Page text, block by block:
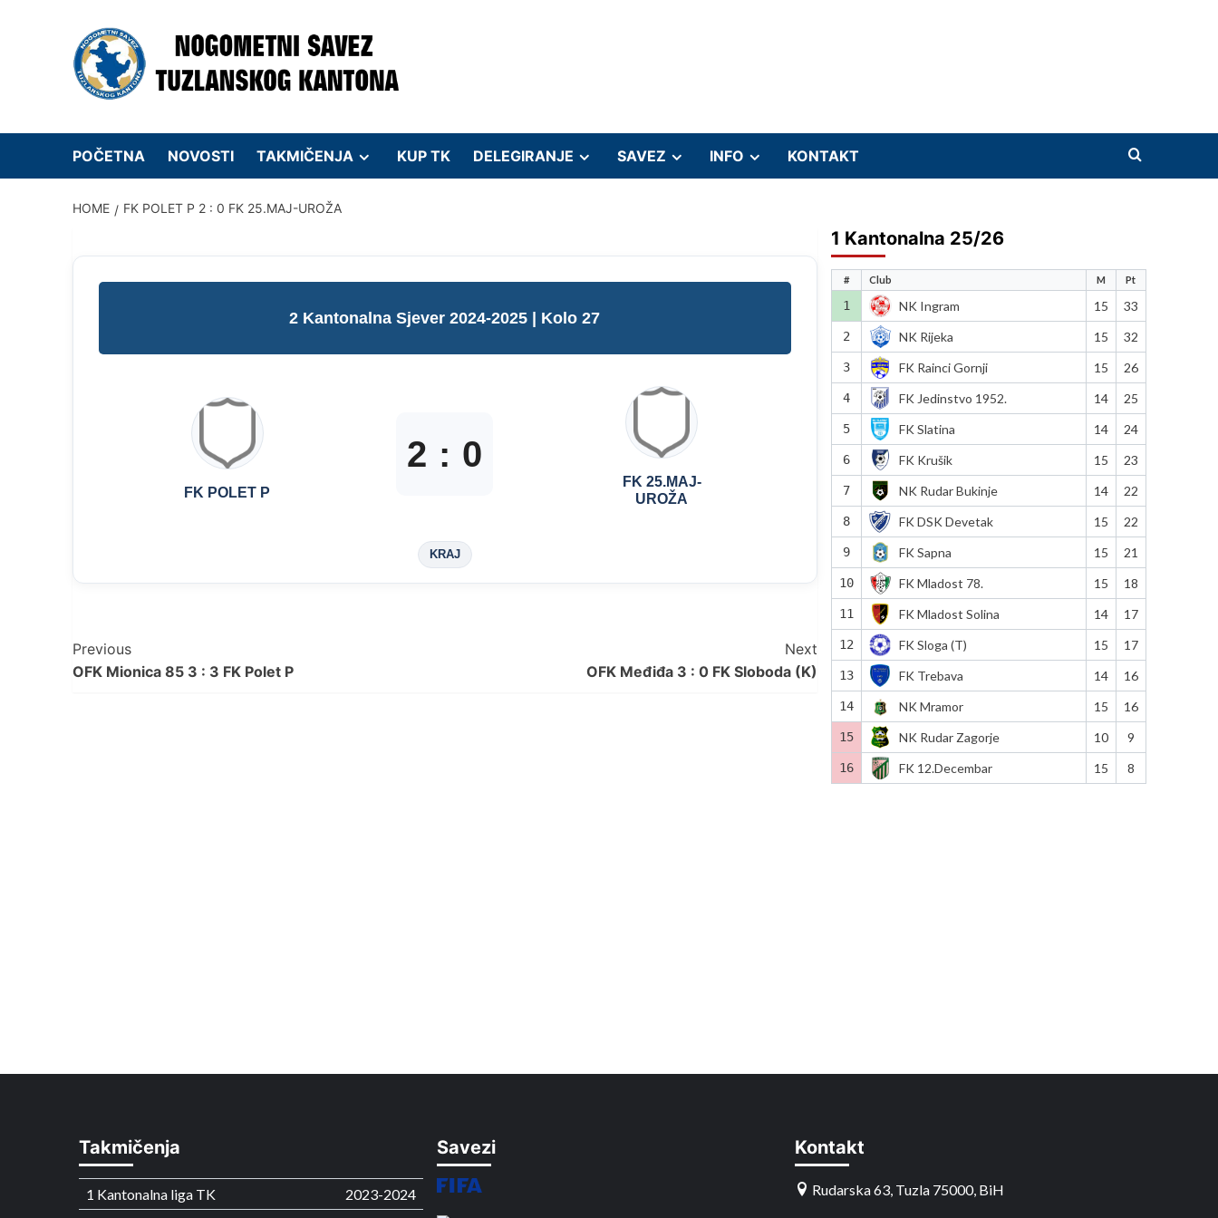
POČETNA NOVOSTI TAKMIČENJA KUP TK DELEGIRANJE SAVEZ INFO KONTAKT
HOME FK POLET P 2 : 0 FK 25.MAJ-UROŽA
2 Kantonalna Sjever 2024-2025 | Kolo 27
FK POLET P
2 : 0
FK 25.MAJ-
UROŽA
KRAJ
Post
Navigation
Previous
OFK Mionica 85 3 : 3 FK Polet P
Next
OFK Međiđa 3 : 0 FK Sloboda (K)
1 Kantonalna 25/26
# Club M Pt
1 NK Ingram 15 33
2 NK Rijeka 15 32
3 FK Rainci Gornji 15 26
4 FK Jedinstvo 1952. 14 25
5 FK Slatina 14 24
6 FK Krušik 15 23
7 NK Rudar Bukinje 14 22
8 FK DSK Devetak 15 22
9 FK Sapna 15 21
10 FK Mladost 78. 15 18
11 FK Mladost Solina 14 17
12 FK Sloga (T) 15 17
13 FK Trebava 14 16
14 NK Mramor 15 16
15 NK Rudar Zagorje 10 9
16 FK 12.Decembar 15 8
Takmičenja
1 Kantonalna liga TK
2023-2024
Savezi Kontakt
Rudarska 63, Tuzla 75000, BiH